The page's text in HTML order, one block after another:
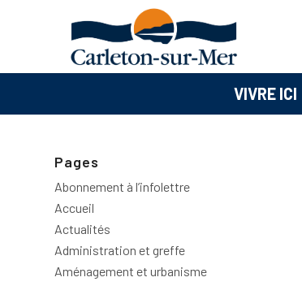
VIVRE ICI
Pages
Abonnement à l’infolettre
Accueil
Actualités
Administration et greffe
Aménagement et urbanisme